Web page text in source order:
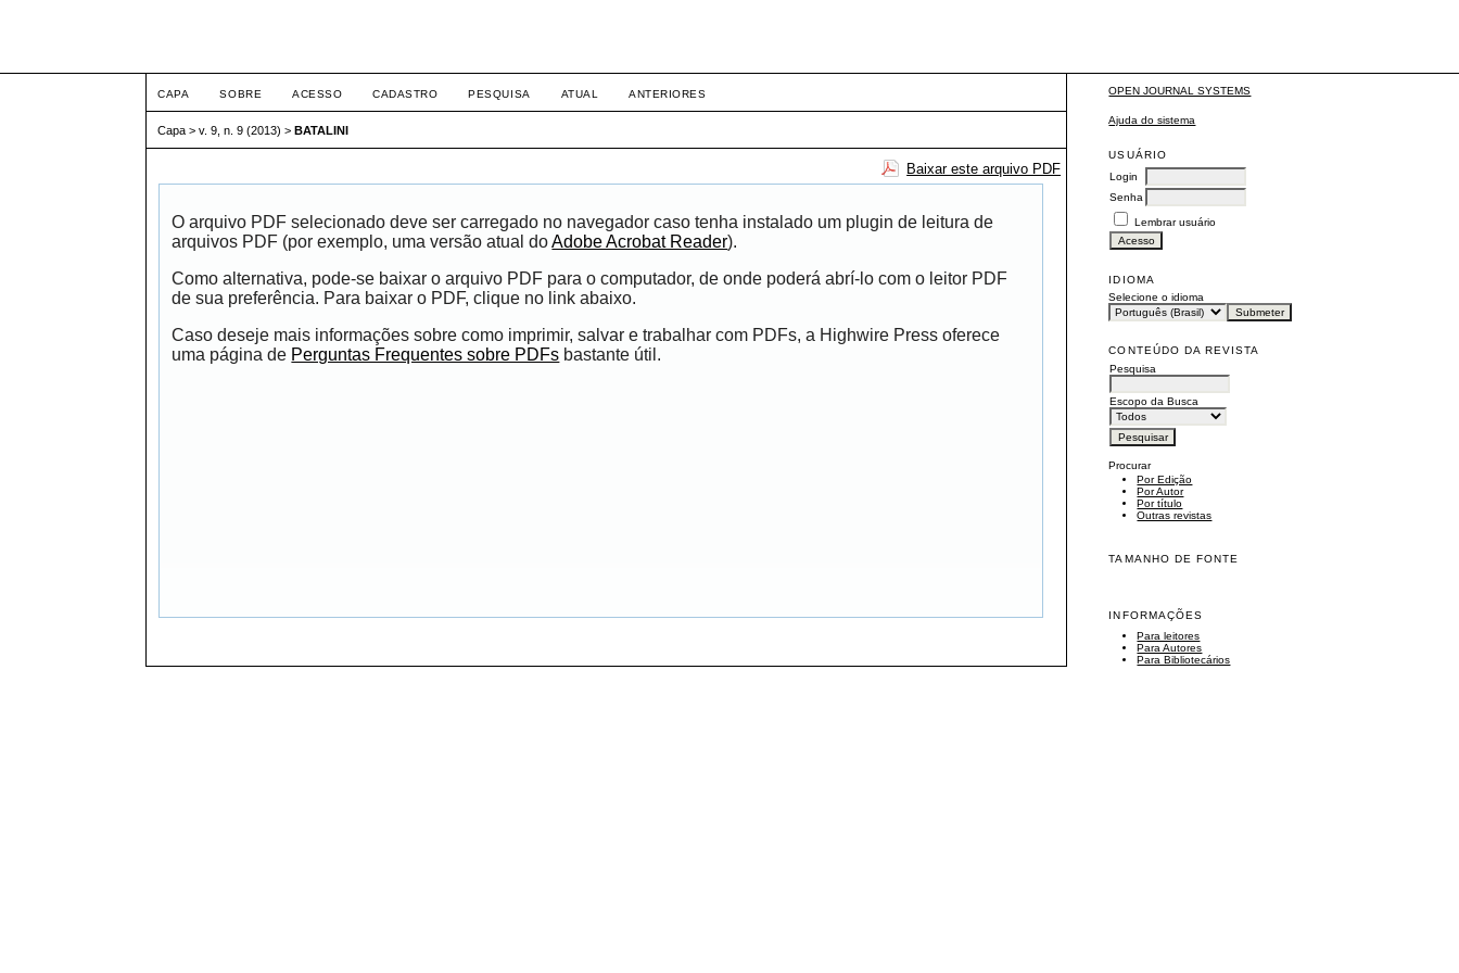
OPEN JOURNAL SYSTEMS
Ajuda do sistema
USUÁRIO
Login
Senha
Lembrar usuário
IDIOMA
Selecione o idioma
CONTEÚDO DA REVISTA
Pesquisa
Escopo da Busca
Procurar
Por Edição
Por Autor
Por título
Outras revistas
TAMANHO DE FONTE
INFORMAÇÕES
Para leitores
Para Autores
Para Bibliotecários
CAPA SOBRE ACESSO CADASTRO PESQUISA ATUAL ANTERIORES
Capa >v. 9, n. 9 (2013) >BATALINI
Baixar este arquivo PDF
O arquivo PDF selecionado deve ser carregado no navegador caso tenha instalado um plugin de leitura de
arquivos PDF (por exemplo, uma versão atual doAdobe Acrobat Reader).
Como alternativa, pode-se baixar o arquivo PDF para o computador, de onde poderá abrí-lo com o leitor PDF
de sua preferência. Para baixar o PDF, clique no link abaixo.
Caso deseje mais informações sobre como imprimir, salvar e trabalhar com PDFs, a Highwire Press oferece
uma página de Perguntas Frequentes sobre PDFs bastante útil.